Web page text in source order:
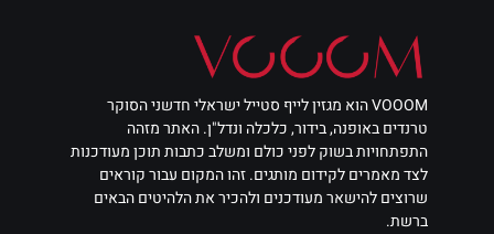
VOOOM הוא מגזין לייף סטייל ישראלי חדשני הסוקר
טרנדים באופנה, בידור, כלכלה ונדל"ן. האתר מזהה
התפתחויות בשוק לפני כולם ומשלב כתבות תוכן מעודכנות
לצד מאמרים לקידום מותגים. זהו המקום עבור קוראים
שרוצים להישאר מעודכנים ולהכיר את הלהיטים הבאים
ברשת.